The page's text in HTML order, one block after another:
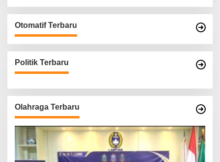
Otomatif Terbaru
Politik Terbaru
Olahraga Terbaru